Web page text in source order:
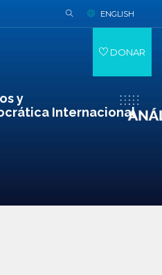
y
Internacional
ENGLISH
DONAR